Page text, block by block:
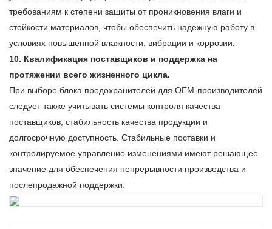
требованиям к степени защиты от проникновения влаги и
стойкости материалов, чтобы обеспечить надежную работу в
условиях повышенной влажности, вибрации и коррозии.
10. Квалификация поставщиков и поддержка на
протяжении всего жизненного цикла.
При выборе блока предохранителей для OEM-производителей
следует также учитывать системы контроля качества
поставщиков, стабильность качества продукции и
долгосрочную доступность. Стабильные поставки и
контролируемое управление изменениями имеют решающее
значение для обеспечения непрерывности производства и
послепродажной поддержки.